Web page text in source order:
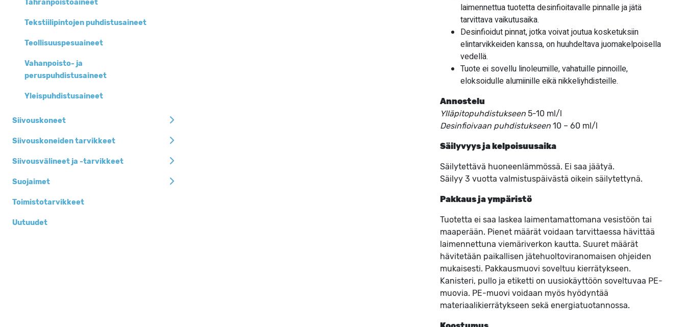
Tahranpoistoaineet
Tekstiilipintojen puhdistusaineet
Teollisuuspesuaineet
Vahanpoisto- ja
peruspuhdistusaineet
Yleispuhdistusaineet
Siivouskoneet
Siivouskoneiden tarvikkeet
Siivousvälineet ja -tarvikkeet
Suojaimet
Toimistotarvikkeet
Uutuudet
laimennettua tuotetta desinfioitavalle pinnalle ja jätä
tarvittava vaikutusaika.
Desinfioidut pinnat, jotka voivat joutua kosketuksiin
elintarvikkeiden kanssa, on huuhdeltava juomakelpoisella
vedellä.
Tuote ei sovellu linoleumille, vahatuille pinnoille,
eloksoidulle alumiinille eikä nikkeliyhdisteille.
Annostelu
Ylläpitopuhdistukseen 5-10 ml/l
Desinfioivaan puhdistukseen 10 – 60 ml/l
Säilyvyys ja kelpoisuusaika
Säilytettävä huoneenlämmössä. Ei saa jäätyä.
Säilyy 3 vuotta valmistuspäivästä oikein säilytettynä.
Pakkaus ja ympäristö
Tuotetta ei saa laskea laimentamattomana vesistöön tai
maaperään. Pienet määrät voidaan tarvittaessa hävittää
laimennettuna viemäriverkon kautta. Suuret määrät
hävitetään paikallisen jätehuoltoviranomaisen ohjeiden
mukaisesti. Pakkausmuovi soveltuu kierrätykseen.
Kanisteri, pullo ja etiketti on uusiokäyttöön soveltuvaa PE-
muovia. PE-muovi voidaan myös hyödyntää
materiaalikierrätykseen sekä energiatuotannossa.